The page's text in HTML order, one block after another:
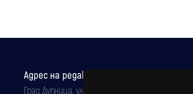
Адрес на редакцията
Град Дупница, ул.''Христо Ботев" 43